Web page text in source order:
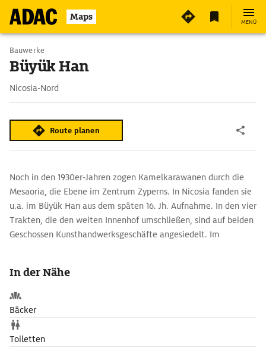
Maps MENÜ
Bauwerke
Büyük Han
Nicosia-Nord
Route planen
Noch in den 1930er-Jahren zogen Kamelkarawanen durch die
Mesaoria, die Ebene im Zentrum Zyperns. In Nicosia fanden sie
u.a. im Büyük Han aus dem späten 16. Jh. Aufnahme. In den vier
Trakten, die den weiten Innenhof umschließen, sind auf beiden
Geschossen Kunsthandwerksgeschäfte angesiedelt. Im
Abends ist manchmal zyprische Live-Musik zu hören.
In der Nähe
Bäcker
Toiletten